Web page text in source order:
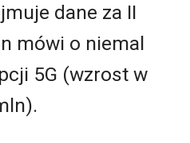
dane za II
mówi o niemal
5G (wzrost w